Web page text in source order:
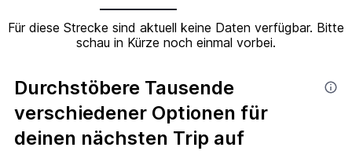
Für diese Strecke sind aktuell keine Daten verfügbar. Bitte
schau in Kürze noch einmal vorbei.
Durchstöbere Tausende
verschiedener Optionen für
deinen nächsten Trip auf